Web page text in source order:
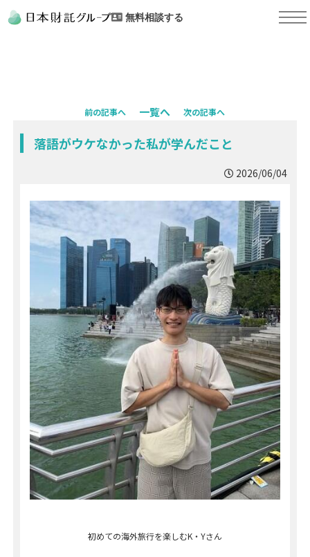
無料相談する
前の記事へ 一覧へ 次の記事へ
落語がウケなかった私が学んだこと
2026/06/04
初めての海外旅行を楽しむK・Yさん